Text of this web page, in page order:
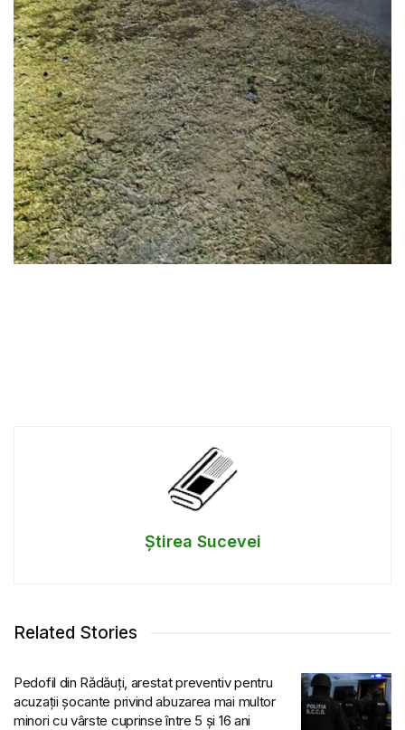
Știrea Sucevei
Related Stories
Pedofil din Rădăuți, arestat preventiv pentru
acuzații șocante privind abuzarea mai multor
minori cu vârste cuprinse între 5 și 16 ani